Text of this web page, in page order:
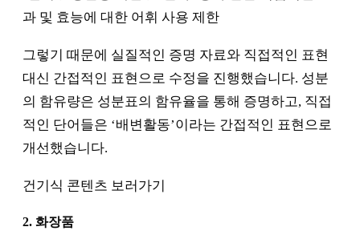
과 및 효능에 대한 어휘 사용 제한
그렇기 때문에 실질적인 증명 자료와 직접적인 표현
대신 간접적인 표현으로 수정을 진행했습니다. 성분
의 함유량은 성분표의 함유율을 통해 증명하고, 직접
적인 단어들은 ‘배변활동’이라는 간접적인 표현으로
개선했습니다.
건기식 콘텐츠 보러가기
2. 화장품